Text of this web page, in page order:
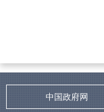
中国政府网